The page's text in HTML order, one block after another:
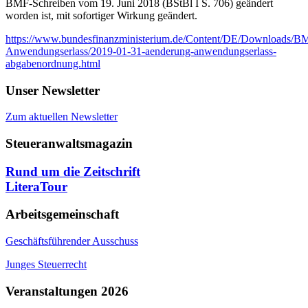
BMF-Schreiben vom 19. Juni 2018 (BStBl I S. 706) geändert
worden ist, mit sofortiger Wirkung geändert.
https://www.bundesfinanzministerium.de/Content/DE/Downloads/
Anwendungserlass/2019-01-31-aenderung-anwendungserlass-
abgabenordnung.html
Unser Newsletter
Zum aktuellen Newsletter
Steueranwaltsmagazin
Rund um die Zeitschrift
LiteraTour
Arbeitsgemeinschaft
Geschäftsführender Ausschuss
Junges Steuerrecht
Veranstaltungen 2026